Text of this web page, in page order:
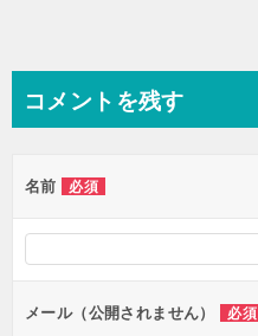
ビ
ー
シ
ョ
ン
コメントを残す
名前 必須
メール（公開されません） 必須